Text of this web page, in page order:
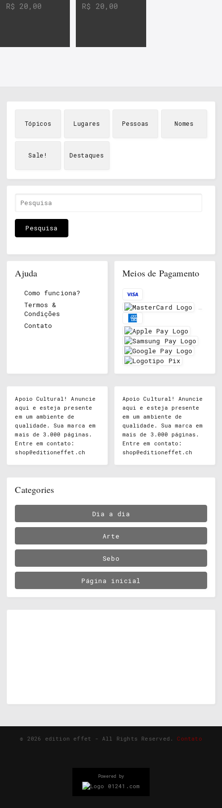
R$ 20,00 R$ 20,00
Tópicos Lugares Pessoas Nomes
Sale! Destaques
Ajuda
Como funciona?
Termos &
Condições
Contato
Meios de Pagamento
Apoio Cultural! Anuncie
aqui e esteja presente
em um ambiente de
qualidade. Sua marca em
mais de 3.000 páginas.
Entre em contato:
shop@editioneffet.ch
Apoio Cultural! Anuncie
aqui e esteja presente
em um ambiente de
qualidade. Sua marca em
mais de 3.000 páginas.
Entre em contato:
shop@editioneffet.ch
Categories
Dia a dia
Arte
Sebo
Página inicial
© 2026 edition effet - All Rights Reserved.Contato
Powered by